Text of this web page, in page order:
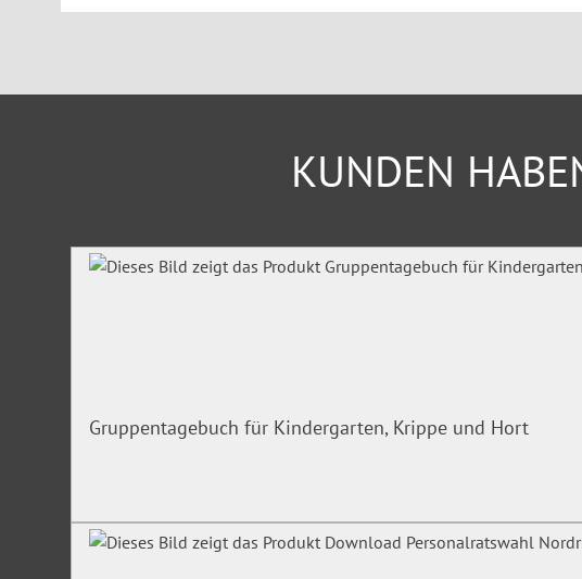
KUNDEN
Produktgalerie überspringen
Gruppentagebuch für Kindergarten, Krippe und Hort